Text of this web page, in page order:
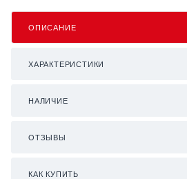
ОПИСАНИЕ
ХАРАКТЕРИСТИКИ
НАЛИЧИЕ
ОТЗЫВЫ
КАК КУПИТЬ